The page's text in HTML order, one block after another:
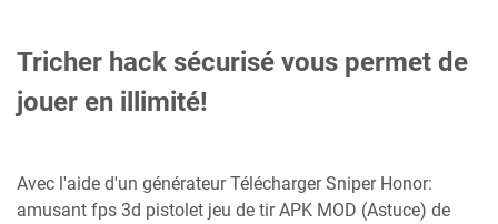
Tricher hack sécurisé vous permet de
jouer en illimité!
Avec l'aide d'un générateur Télécharger Sniper Honor:
amusant fps 3d pistolet jeu de tir APK MOD (Astuce) de